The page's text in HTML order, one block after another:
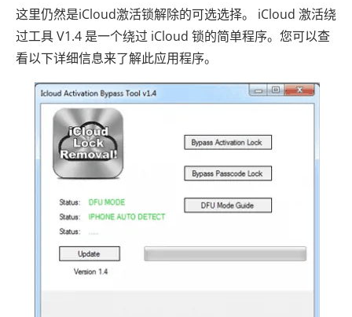
这里仍然是iCloud激活锁解除的可选选择。 iCloud 激活绕
过工具 V1.4 是一个绕过 iCloud 锁的简单程序。您可以查
看以下详细信息来了解此应用程序。